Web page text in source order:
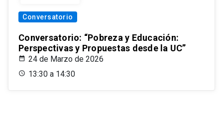
Conversatorio
Conversatorio: “Pobreza y Educación:
Perspectivas y Propuestas desde la UC”
24 de Marzo de 2026
13:30 a 14:30